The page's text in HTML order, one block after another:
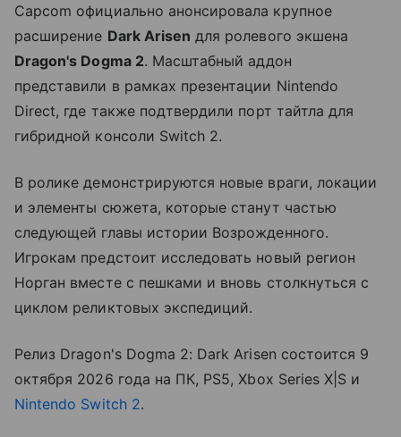
Capcom официально анонсировала крупное
расширение Dark Arisen для ролевого экшена
Dragon's Dogma 2. Масштабный аддон
представили в рамках презентации Nintendo
Direct, где также подтвердили порт тайтла для
гибридной консоли Switch 2.
В ролике демонстрируются новые враги, локации
и элементы сюжета, которые станут частью
следующей главы истории Возрожденного.
Игрокам предстоит исследовать новый регион
Норган вместе с пешками и вновь столкнуться с
циклом реликтовых экспедиций.
Релиз Dragon's Dogma 2: Dark Arisen состоится 9
октября 2026 года на ПК, PS5, Xbox Series X|S и
Nintendo Switch 2.